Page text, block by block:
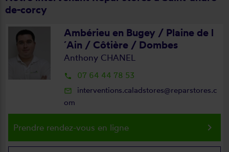
de-corcy
Ambérieu en Bugey / Plaine de l
´Ain / Côtière / Dombes
Anthony CHANEL
local_phone 07 64 44 78 53
mail_outline
interventions.caladstores@reparstores.c
om
Prendre rendez-vous en ligne keyboard_arrow_right